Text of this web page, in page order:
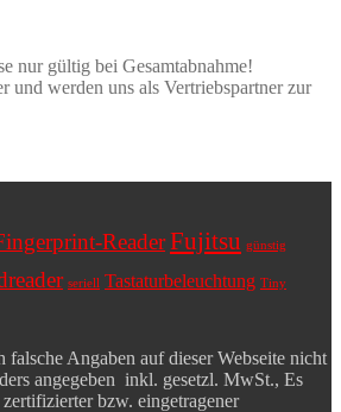
nur gültig bei Gesamtabnahme!
werden uns als Vertriebspartner zur
ReaderFujitsu günstig
seriell Tastaturbeleuchtung Tiny
Angaben auf dieser Webseite nicht
angegeben inkl. gesetzl. MwSt., Es
bzw. eingetragener